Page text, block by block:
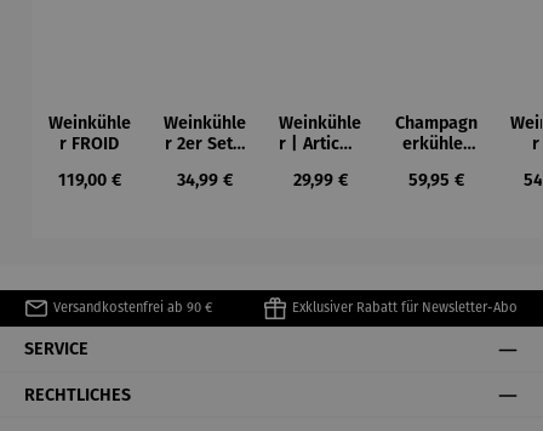
Weinkühle
r FROID
Regulärer Preis:
119,00 €
Weinkühle
r 2er Set |
r
Regulärer Preis:
34,99 €
Weinkühle
r | Artico -
Champagn
Regulärer Preis:
29,99 €
Champagn
erkühler
Edelstahl
Regulärer Preis:
59,95 €
r
Versandkostenfrei ab 90 € Exklusiver Rabatt für Newsletter-Abo
SERVICE
RECHTLICHES